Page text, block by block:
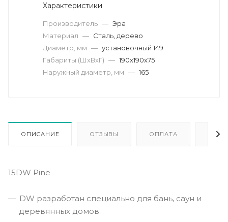
Характеристики
Производитель — Эра
Материал — Сталь, дерево
Диаметр, мм — установочный 149
Габариты (ШхВхГ) — 190х190х75
Наружный диаметр, мм — 165
ОПИСАНИЕ ОТЗЫВЫ ОПЛАТА
15DW Pine
DW разработан специально для бань, саун и
деревянных домов.